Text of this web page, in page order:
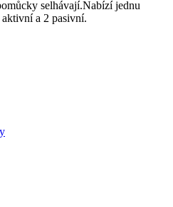
selhávají.Nabízí jednu
a 2 pasivní.